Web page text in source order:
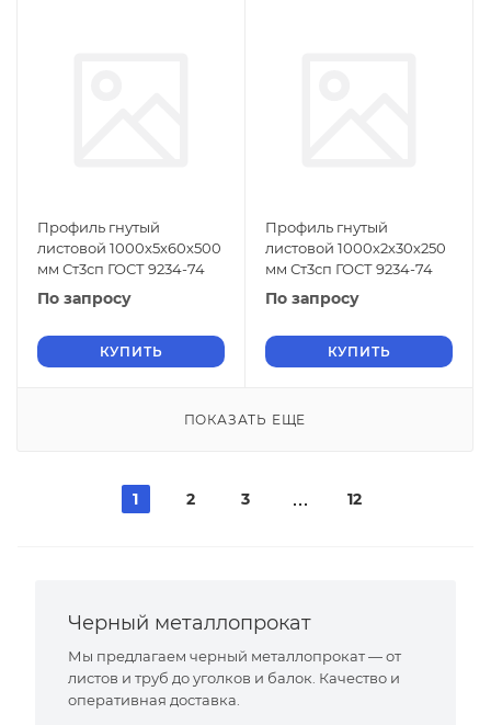
Профиль гнутый
листовой 1000х5х60х500
мм Ст3сп ГОСТ 9234-74
По запросу
КУПИТЬ
Профиль гнутый
листовой 1000х2х30х250
мм Ст3сп ГОСТ 9234-74
По запросу
КУПИТЬ
ПОКАЗАТЬ ЕЩЕ
1 2 3 12
Черный металлопрокат
Мы предлагаем черный металлопрокат — от
листов и труб до уголков и балок. Качество и
оперативная доставка.